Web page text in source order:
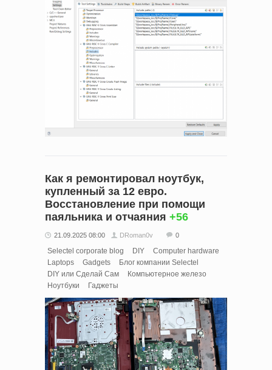
Как я ремонтировал ноутбук,
купленный за 12 евро.
Восстановление при помощи
паяльника и отчаяния +56
21.09.2025 08:00 DRoman0v 0
Selectel corporate blog DIY
Computer hardware
Laptops
Gadgets
Блог компании Selectel
DIY или Сделай Сам
Компьютерное железо
Ноутбуки
Гаджеты